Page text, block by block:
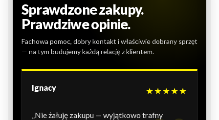
Sprawdzone zakupy.
Prawdziwe opinie.
Fachowa pomoc, dobry kontakt i właściwie dobrany sprzęt
— na tym budujemy każdą relację z klientem.
Ignacy ★★★★★
„Nie żałuję zakupu — wyjątkowo trafny